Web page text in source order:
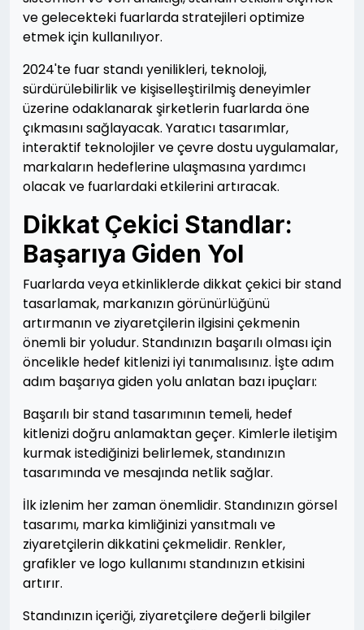
ve gelecekteki fuarlarda stratejileri optimize
etmek için kullanılıyor.
2024'te fuar standı yenilikleri, teknoloji,
sürdürülebilirlik ve kişiselleştirilmiş deneyimler
üzerine odaklanarak şirketlerin fuarlarda öne
çıkmasını sağlayacak. Yaratıcı tasarımlar,
interaktif teknolojiler ve çevre dostu uygulamalar,
markaların hedeflerine ulaşmasına yardımcı
olacak ve fuarlardaki etkilerini artıracak.
Dikkat Çekici Standlar:
Başarıya Giden Yol
Fuarlarda veya etkinliklerde dikkat çekici bir stand
tasarlamak, markanızın görünürlüğünü
artırmanın ve ziyaretçilerin ilgisini çekmenin
önemli bir yoludur. Standınızın başarılı olması için
öncelikle hedef kitlenizi iyi tanımalısınız. İşte adım
adım başarıya giden yolu anlatan bazı ipuçları:
Başarılı bir stand tasarımının temeli, hedef
kitlenizi doğru anlamaktan geçer. Kimlerle iletişim
kurmak istediğinizi belirlemek, standınızın
tasarımında ve mesajında netlik sağlar.
İlk izlenim her zaman önemlidir. Standınızın görsel
tasarımı, marka kimliğinizi yansıtmalı ve
ziyaretçilerin dikkatini çekmelidir. Renkler,
grafikler ve logo kullanımı standınızın etkisini
artırır.
Standınızın içeriği, ziyaretçilere değerli bilgiler